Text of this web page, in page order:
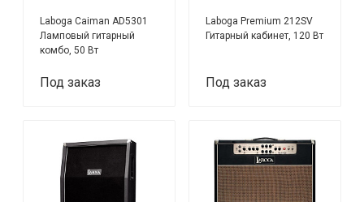
Laboga Caiman AD5301
Ламповый гитарный
комбо, 50 Вт
Под заказ
Laboga Premium 212SV
Гитарный кабинет, 120 Вт
Под заказ